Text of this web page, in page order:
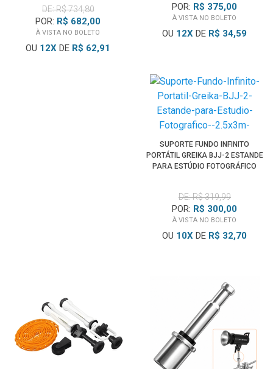
DE: R$ 734,80
POR: R$ 682,00
À VISTA NO BOLETO
OU 12X DE R$ 62,91
POR: R$ 375,00
À VISTA NO BOLETO
OU 12X DE R$ 34,59
SUPORTE FUNDO INFINITO
PORTÁTIL GREIKA BJJ-2 ESTANDE
PARA ESTÚDIO FOTOGRÁFICO
DE: R$ 319,99
POR: R$ 300,00
À VISTA NO BOLETO
OU 10X DE R$ 32,70